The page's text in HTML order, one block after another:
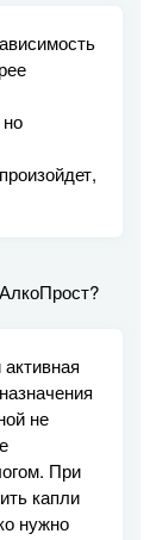
не
При
капли
нужно